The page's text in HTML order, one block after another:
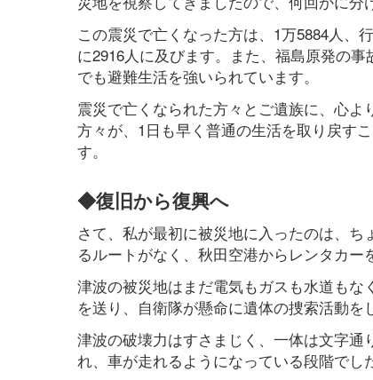
この震災で亡くなった方は、1万5884人、
に2916人に及びます。また、福島原発の
でも避難生活を強いられています。
震災で亡くなられた方々とご遺族に、心
方々が、1日も早く普通の生活を取り戻す
す。
◆復旧から復興へ
さて、私が最初に被災地に入ったのは、
るルートがなく、秋田空港からレンタカー
津波の被災地はまだ電気もガスも水道も
を送り、自衛隊が懸命に遺体の捜索活動を
津波の破壊力はすさまじく、一体は文字
れ、車が走れるようになっている段階でし